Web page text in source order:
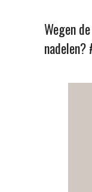
Wegen